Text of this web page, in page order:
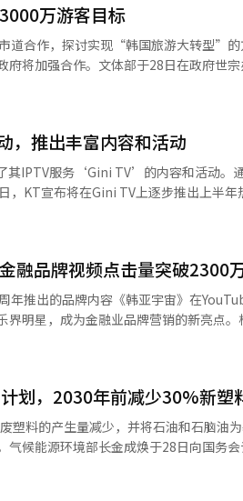
数为80，与上一季度的79相近，显示出
素限制了内需的增长。然而，随着韩中
满期待。百货公司和免税店针对外国人
付服务，以吸引游客消费。餐饮业和便利
。业内人士表示：“如果能同时吸引外国
万游客目标
道合作，探讨实现“韩国旅游大转型”
府将加强合作。文体部于28日在政府世
次会议旨在讨论2月第11次国家旅游战
。政府计划将旅游业发展为国家战略产
宿业振兴、地方特色旅游区建设、旅游
案。◆ 听取地方意见，实现旅游大跃进
见将积极反映在政府的详细政策推进过
方政府手中。”他补充道，“随着国家旅
，推出丰富内容和活动
其IPTV服务‘Gini TV’的内容和活动。
，KT宣布将在Gini TV上逐步推出上半
励用户参与。在此次推广中，KT将为购
单的参与程序即可获得奖品和优惠券，以
主页上设有‘家庭专题馆’，提供最新电
间推出以角色内容和套餐商品为中心的
购买‘顽皮鲁皮’套餐的客户提供奖品。
艺术体验活动，扩大品牌体验。5月4日
、儿童、广播等类别的订阅门槛，吸引更
金炳镇表示：“KT Gini TV为家庭月准
验。”※ 本报道经人工智能（AI）系统
融品牌视频点击量突破2300
年推出的品牌内容《韩亚宇宙》在
界明星，成为金融业品牌营销的新亮点
TV上发布的《韩亚宇宙》正片观看次数
及IVE成员安宥真。影片通过多种情节
格，该视频在发布后迅速在网络社区和
碑效应。金融界认为，韩亚金融正在通过
持、权志龙和孙兴慜出演的《唯一的膝盖
去金融广告主要传达信任和稳定性，现
划，2030年前减少30%新塑
塑料的产生量减少，并将石油和石脑油
候能源环境部长金成焕于28日向国务
建立可持续的塑料循环经济生态系统，并